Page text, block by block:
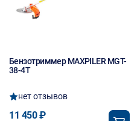
Бензотриммер MAXPILER MGT-
38-4T
нет отзывов
11 450 ₽